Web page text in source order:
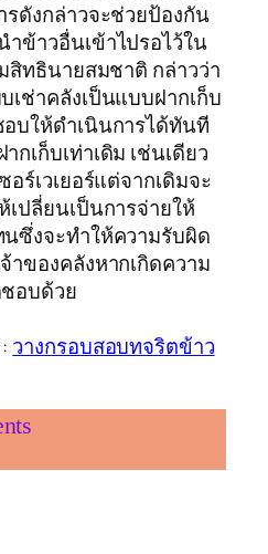
ดังกล่าวจะช่วยป้องกัน
ข้าวอื่นเข้าไปรอไว้ใน
สิทธินายสมชาติ กล่าวว่า
ช่าคลังเป็นแบบฝากเก็บ
บให้ดำเนินการได้ทันที
เก็บเท่าเดิม เช่นเดียว
ร์เวเยอร์แต่จากเดิมจะ
ปลี่ยนเป็นการจ่ายให้
ซึ่งจะทำให้ความรับผิด
ของคลังหากเกิดความ
ชอบด้วย
วางกรอบสอบทจริตข้าว